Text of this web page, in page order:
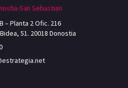
San Sebastian
– Planta 2 Ofic. 216
51. 20018 Donostia